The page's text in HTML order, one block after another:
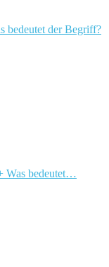
bedeutet der Begriff?
Was bedeutet…